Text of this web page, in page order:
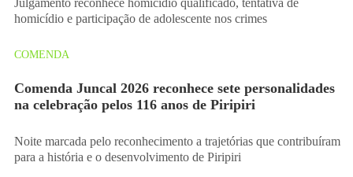
Julgamento reconhece homicídio qualificado, tentativa de
homicídio e participação de adolescente nos crimes
COMENDA
Comenda Juncal 2026 reconhece sete personalidades
na celebração pelos 116 anos de Piripiri
Noite marcada pelo reconhecimento a trajetórias que contribuíram
para a história e o desenvolvimento de Piripiri